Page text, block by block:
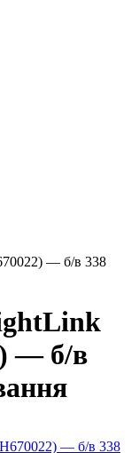
— б/в 338
— б/в